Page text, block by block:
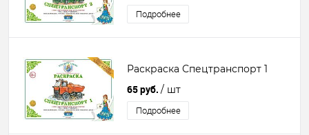
Подробнее
Раскраска Спецтранспорт 1
65 руб. / шт
Подробнее